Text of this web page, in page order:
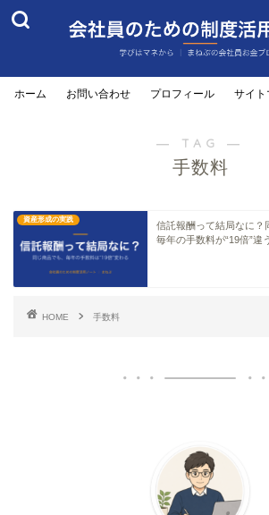
ホーム お問い合わせ プロフィール サイト
― TAG ―
手数料
資産形成の実践
信託報酬って結局なに？
毎年の手数料が“19倍”違
HOME 手数料